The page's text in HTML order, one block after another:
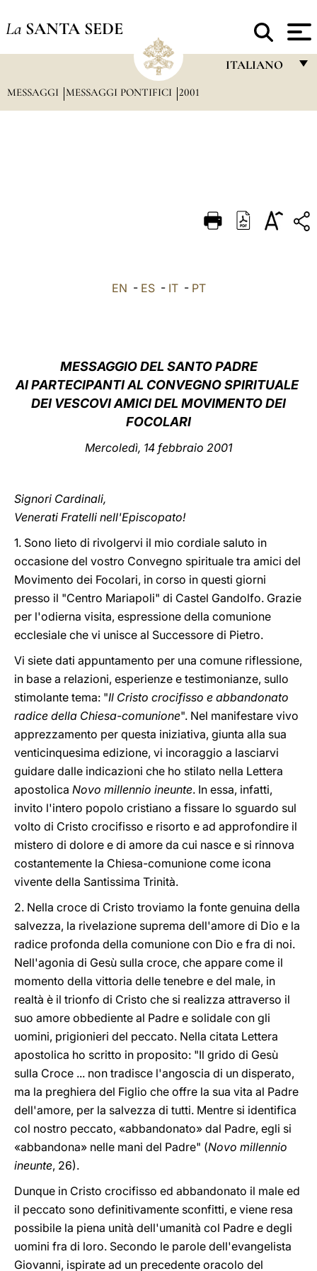
La SANTA SEDE
ITALIANO
DEUTSCH
MESSAGGI MESSAGGI PONTIFICI 2001
EN - ES- IT- PT
MESSAGGIO DEL SANTO PADRE
AI PARTECIPANTI AL CONVEGNO SPIRITUALE
DEI VESCOVI AMICI DEL MOVIMENTO DEI
FOCOLARI
Mercoledì, 14 febbraio 2001
Signori Cardinali,
Venerati Fratelli nell'Episcopato!
1. Sono lieto di rivolgervi il mio cordiale saluto in
occasione del vostro Convegno spirituale tra amici del
Movimento dei Focolari, in corso in questi giorni
presso il "Centro Mariapoli" di Castel Gandolfo. Grazie
per l'odierna visita, espressione della comunione
ecclesiale che vi unisce al Successore di Pietro.
Vi siete dati appuntamento per una comune riflessione,
in base a relazioni, esperienze e testimonianze, sullo
stimolante tema: "Il Cristo crocifisso e abbandonato
radice della Chiesa-comunione". Nel manifestare vivo
apprezzamento per questa iniziativa, giunta alla sua
venticinquesima edizione, vi incoraggio a lasciarvi
guidare dalle indicazioni che ho stilato nella Lettera
apostolica Novo millennio ineunte. In essa, infatti,
invito l'intero popolo cristiano a fissare lo sguardo sul
volto di Cristo crocifisso e risorto e ad approfondire il
mistero di dolore e di amore da cui nasce e si rinnova
costantemente la Chiesa-comunione come icona
vivente della Santissima Trinità.
2. Nella croce di Cristo troviamo la fonte genuina della
salvezza, la rivelazione suprema dell'amore di Dio e la
radice profonda della comunione con Dio e fra di noi.
Nell'agonia di Gesù sulla croce, che appare come il
momento della vittoria delle tenebre e del male, in
realtà è il trionfo di Cristo che si realizza attraverso il
suo amore obbediente al Padre e solidale con gli
uomini, prigionieri del peccato. Nella citata Lettera
apostolica ho scritto in proposito: "Il grido di Gesù
sulla Croce ... non tradisce l'angoscia di un disperato,
ma la preghiera del Figlio che offre la sua vita al Padre
dell'amore, per la salvezza di tutti. Mentre si identifica
col nostro peccato, «abbandonato» dal Padre, egli si
«abbandona» nelle mani del Padre" (Novo millennio
ineunte, 26).
Dunque in Cristo crocifisso ed abbandonato il male ed
il peccato sono definitivamente sconfitti, e viene resa
possibile la piena unità dell'umanità col Padre e degli
uomini fra di loro. Secondo le parole dell'evangelista
Giovanni, ispirate ad un precedente oracolo del